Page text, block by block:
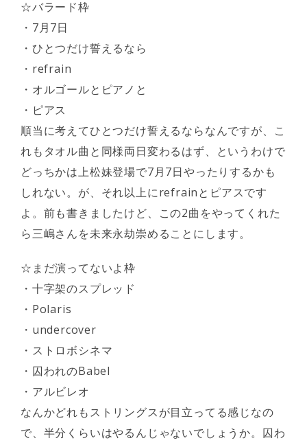
☆バラード枠
・7月7日
・ひとつだけ誓えるなら
・refrain
・オルゴールとピアノと
・ピアス
順当に考えてひとつだけ誓えるならなんですが、こ
れもタオル曲と同様両日変わるはず、というわけで
どっちかは上松妹登場で7月7日やったりするかも
しれない。が、それ以上にrefrainとピアスです
よ。前も書きましたけど、この2曲をやってくれた
ら三嶋さんを未来永劫崇めることにします。
☆まだ演ってないよ枠
・十字架のスプレッド
・Polaris
・undercover
・ストロボシネマ
・囚われのBabel
・アルビレオ
なんかどれもストリングスが目立ってる感じなの
で、半分くらいはやるんじゃないでしょうか。囚わ